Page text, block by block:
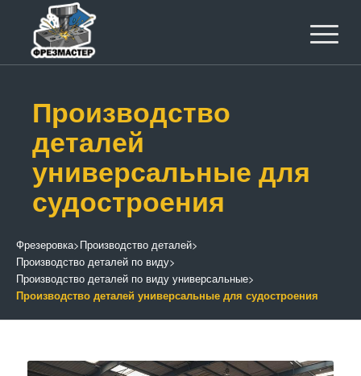
Производство
деталей
универсальные для
судостроения
Фрезеровка>Производство деталей>
Производство деталей по виду>
Производство деталей по виду универсальные>
Производство деталей универсальные для судостроения